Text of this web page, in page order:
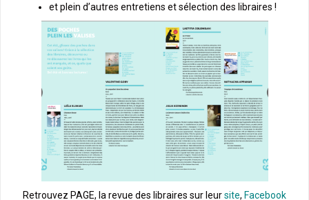
et plein d’autres entretiens et sélection des libraires !
Retrouvez PAGE, la revue des libraires sur leursite, Facebook